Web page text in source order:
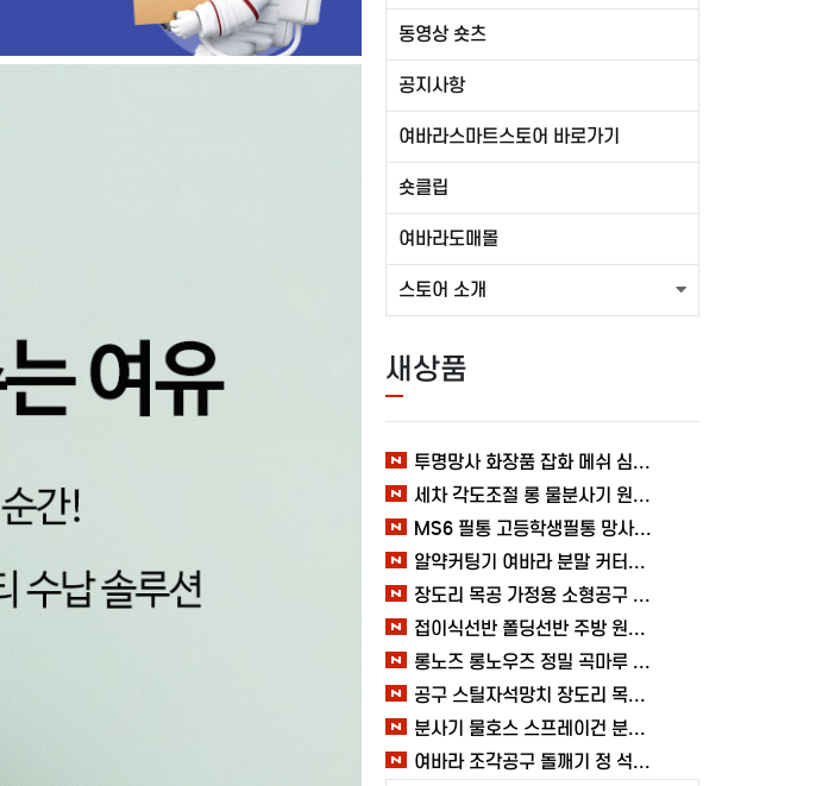
동영상 숏츠
공지사항
여바라스마트스토어 바로가기
숏클립
여바라도매몰
스토어 소개
새상품
투명망사 화장품 잡화 메쉬 심플 여바라 필통파우치
세차 각도조절 롱 물분사기 원예 여바라 스프레이건 분사기
MS6 필통 고등학생필통 망사 여바라 투명 다용도 메쉬 파우치
알약커팅기 여바라 분말 커터기 절단기 분쇄기 보관함 알약가위
장도리 목공 가정용 소형공구 캠핑 손망치 휴대용 미니망치 여바라
접이식선반 폴딩선반 주방 원터치 여바라 4단, 이동식 베란다 팬트리 72x34x126.5cm, 수납 블랙
롱노즈 롱노우즈 정밀 곡마루 공구용품 작업 케이블 조립 여바라 공예 전선
공구 스틸자석망치 장도리 목공 쇠망치 캠핑 목수 가정용 빠루 여바라
분사기 물호스 스프레이건 분사건 청소 베란다 대형 원예용 수도 욕실 여바라
여바라 조각공구 돌깨기 정 석공 250x16mm 조각정 송곳형 손보호